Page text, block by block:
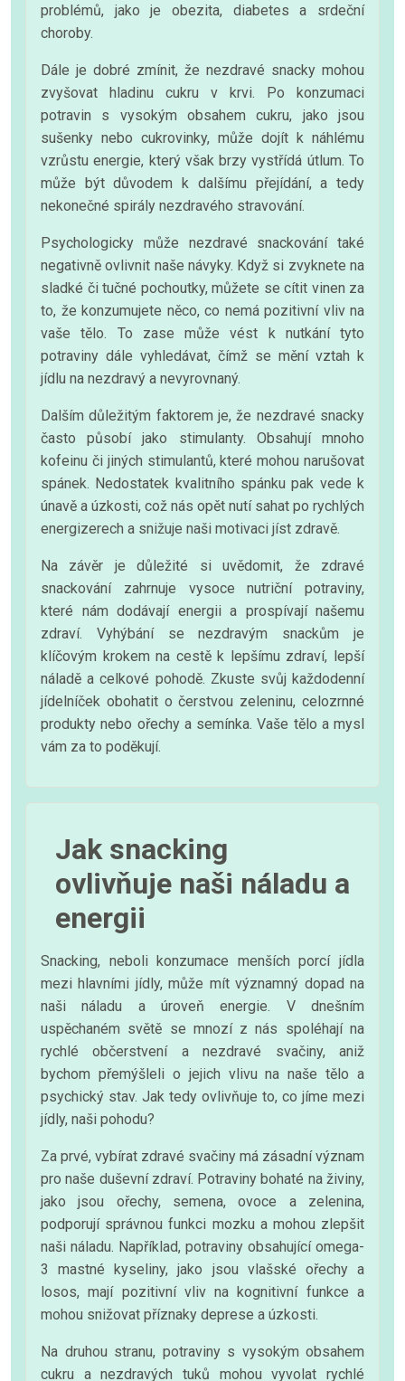
problémů, jako je obezita, diabetes a srdeční
choroby.
Dále je dobré zmínit, že nezdravé snacky mohou
zvyšovat hladinu cukru v krvi. Po konzumaci
potravin s vysokým obsahem cukru, jako jsou
sušenky nebo cukrovinky, může dojít k náhlému
vzrůstu energie, který však brzy vystřídá útlum. To
může být důvodem k dalšímu přejídání, a tedy
nekonečné spirály nezdravého stravování.
Psychologicky může nezdravé snackování také
negativně ovlivnit naše návyky. Když si zvyknete na
sladké či tučné pochoutky, můžete se cítit vinen za
to, že konzumujete něco, co nemá pozitivní vliv na
vaše tělo. To zase může vést k nutkání tyto
potraviny dále vyhledávat, čímž se mění vztah k
jídlu na nezdravý a nevyrovnaný.
Dalším důležitým faktorem je, že nezdravé snacky
často působí jako stimulanty. Obsahují mnoho
kofeinu či jiných stimulantů, které mohou narušovat
spánek. Nedostatek kvalitního spánku pak vede k
únavě a úzkosti, což nás opět nutí sahat po rychlých
energizerech a snižuje naši motivaci jíst zdravě.
Na závěr je důležité si uvědomit, že zdravé
snackování zahrnuje vysoce nutriční potraviny,
které nám dodávají energii a prospívají našemu
zdraví. Vyhýbání se nezdravým snackům je
klíčovým krokem na cestě k lepšímu zdraví, lepší
náladě a celkové pohodě. Zkuste svůj každodenní
jídelníček obohatit o čerstvou zeleninu, celozrnné
produkty nebo ořechy a semínka. Vaše tělo a mysl
vám za to poděkují.
Jak snacking
ovlivňuje naši náladu a
energii
Snacking, neboli konzumace menších porcí jídla
mezi hlavními jídly, může mít významný dopad na
naši náladu a úroveň energie. V dnešním
uspěchaném světě se mnozí z nás spoléhají na
rychlé občerstvení a nezdravé svačiny, aniž
bychom přemýšleli o jejich vlivu na naše tělo a
psychický stav. Jak tedy ovlivňuje to, co jíme mezi
jídly, naši pohodu?
Za prvé, vybírat zdravé svačiny má zásadní význam
pro naše duševní zdraví. Potraviny bohaté na živiny,
jako jsou ořechy, semena, ovoce a zelenina,
podporují správnou funkci mozku a mohou zlepšit
naši náladu. Například, potraviny obsahující omega-
3 mastné kyseliny, jako jsou vlašské ořechy a
losos, mají pozitivní vliv na kognitivní funkce a
mohou snižovat příznaky deprese a úzkosti.
Na druhou stranu, potraviny s vysokým obsahem
cukru a nezdravých tuků mohou vyvolat rychlé